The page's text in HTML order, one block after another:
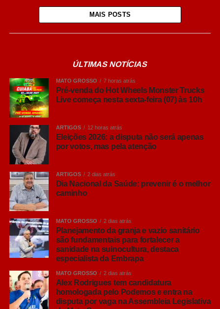
MAIS POSTS
ÚLTIMAS NOTÍCIAS
MATO GROSSO 7 horas atrás
Pré-venda do Hot Wheels Monster Trucks
Live começa nesta sexta-feira (07) às 10h
ARTIGOS 12 horas atrás
Eleições 2026: a disputa não será apenas
por votos, mas pela atenção
ARTIGOS 2 dias atrás
Dia Nacional da Saúde: prevenir é o melhor
caminho
MATO GROSSO 2 dias atrás
Planejamento da granja e vazio sanitário
são fundamentais para fortalecer a
sanidade na suinocultura, destaca
especialista da Embrapa
MATO GROSSO 2 dias atrás
Alex Rodrigues tem candidatura
homologada pelo Podemos e entra na
disputa por vaga na Assembleia Legislativa